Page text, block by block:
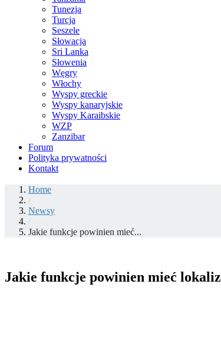
Tunezja
Turcja
Seszele
Słowacja
Sri Lanka
Słowenia
Węgry
Włochy
Wyspy greckie
Wyspy kanaryjskie
Wyspy Karaibskie
WZP
Zanzibar
Forum
Polityka prywatności
Kontakt
Home
/
Newsy
/
Jakie funkcje powinien mieć...
Jakie funkcje powinien mieć